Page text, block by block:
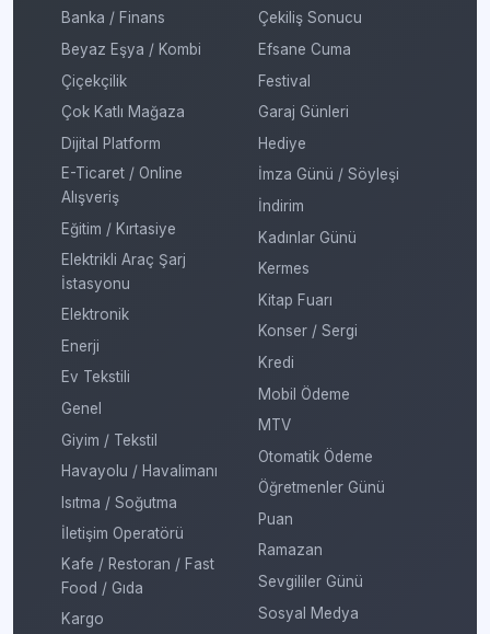
Banka / Finans
Beyaz Eşya / Kombi
Çiçekçilik
Çok Katlı Mağaza
Dijital Platform
E-Ticaret / Online
Alışveriş
Eğitim / Kırtasiye
Elektrikli Araç Şarj
İstasyonu
Elektronik
Enerji
Ev Tekstili
Genel
Giyim / Tekstil
Havayolu / Havalimanı
Isıtma / Soğutma
İletişim Operatörü
Kafe / Restoran / Fast
Food / Gıda
Kargo
Çekiliş Sonucu
Efsane Cuma
Festival
Garaj Günleri
Hediye
İmza Günü / Söyleşi
İndirim
Kadınlar Günü
Kermes
Kitap Fuarı
Konser / Sergi
Kredi
Mobil Ödeme
MTV
Otomatik Ödeme
Öğretmenler Günü
Puan
Ramazan
Sevgililer Günü
Sosyal Medya